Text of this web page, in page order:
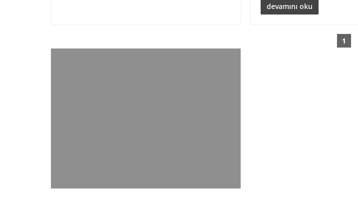
devamını oku
1